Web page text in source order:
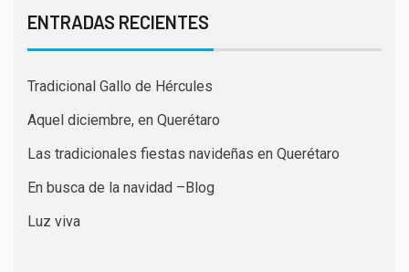
ENTRADAS RECIENTES
Tradicional Gallo de Hércules
Aquel diciembre, en Querétaro
Las tradicionales fiestas navideñas en Querétaro
En busca de la navidad –Blog
Luz viva